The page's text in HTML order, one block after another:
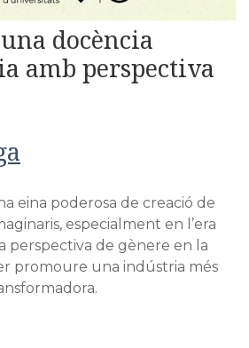
docència
amb perspectiva
eina poderosa de creació de
especialment en l’era
perspectiva de gènere en la
promoure una indústria més